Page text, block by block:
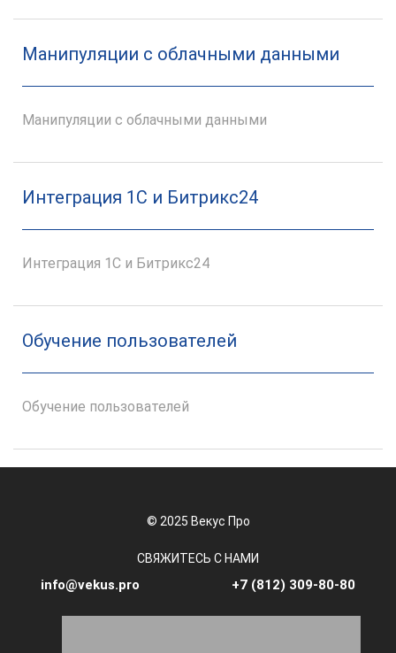
Манипуляции с облачными данными
Манипуляции с облачными данными
Интеграция 1С и Битрикс24
Интеграция 1С и Битрикс24
Обучение пользователей
Обучение пользователей
© 2025 Векус Про
СВЯЖИТЕСЬ С НАМИ
info@vekus.pro +7 (812) 309-80-80